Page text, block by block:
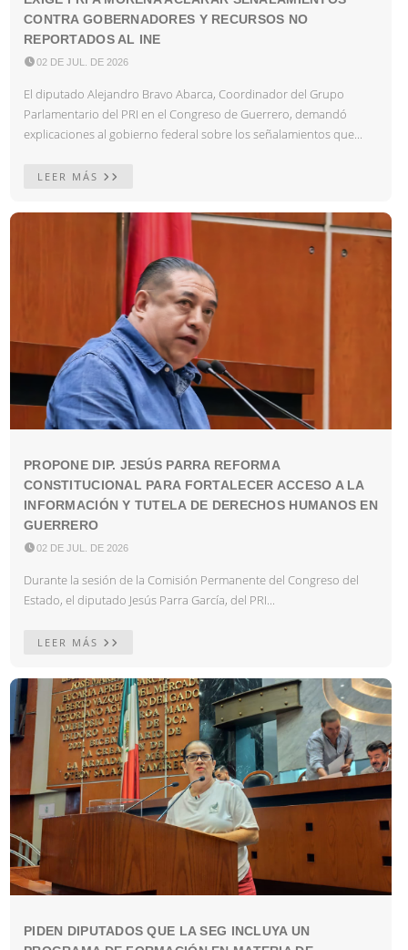
CONTRA GOBERNADORES Y RECURSOS NO
REPORTADOS AL INE
02 DE JUL. DE 2026
El diputado Alejandro Bravo Abarca, Coordinador del Grupo
Parlamentario del PRI en el Congreso de Guerrero, demandó
explicaciones al gobierno federal sobre los señalamientos que...
LEER MÁS
PROPONE DIP. JESÚS PARRA REFORMA
CONSTITUCIONAL PARA FORTALECER ACCESO A LA
INFORMACIÓN Y TUTELA DE DERECHOS HUMANOS EN
GUERRERO
02 DE JUL. DE 2026
Durante la sesión de la Comisión Permanente del Congreso del
Estado, el diputado Jesús Parra García, del PRI...
LEER MÁS
PIDEN DIPUTADOS QUE LA SEG INCLUYA UN